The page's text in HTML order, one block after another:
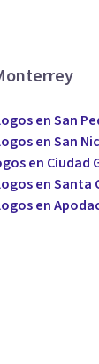
en San
en San
en Ciudad
en Santa
en